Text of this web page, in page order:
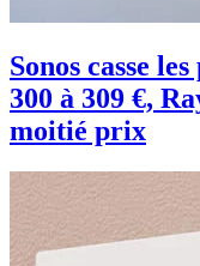
Sonos casse
300 à 309 €,
moitié prix